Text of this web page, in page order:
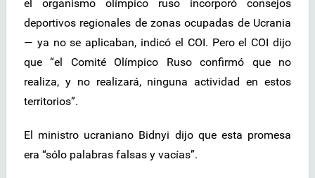
el organismo olímpico ruso incorporó consejos
deportivos regionales de zonas ocupadas de Ucrania
— ya no se aplicaban, indicó el COI. Pero el COI dijo
que “el Comité Olímpico Ruso confirmó que no
realiza, y no realizará, ninguna actividad en estos
territorios”.
El ministro ucraniano Bidnyi dijo que esta promesa
era “sólo palabras falsas y vacías”.